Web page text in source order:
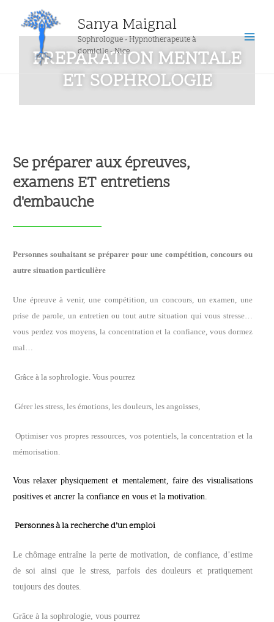
Sanya Maignal
Sophrologue - Hypnotherapeute à
domicile - Nice
PREPARATION MENTALE
ET SOPHROLOGIE
Se préparer aux épreuves,
examens ET entretiens
d'embauche
Personnes souhaitant se préparer pour une compétition, concours ou
autre situation particulière
Une épreuve à venir, une compétition, un concours, un examen, une
prise de parole, un entretien ou tout autre situation qui vous stresse…
vous perdez vos moyens, la concentration et la confiance, vous dormez
mal…
Grâce à la sophrologie. Vous pourrez
Gérer les stress, les émotions, les douleurs, les angoisses,
Optimiser vos propres ressources, vos potentiels, la concentration et la
mémorisation.
Vous relaxer physiquement et mentalement, faire des visualisations
positives et ancrer la confiance en vous et la motivation.
Personnes à la recherche d’un emploi
Le chômage entraîne la perte de motivation, de confiance, d’estime
de soi ainsi que le stress, parfois des douleurs et pratiquement
toujours des doutes.
Grâce à la sophrologie, vous pourrez